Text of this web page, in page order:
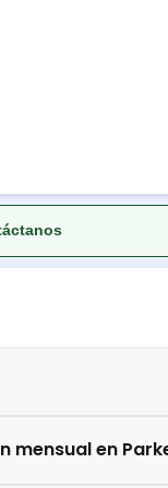
mensual en